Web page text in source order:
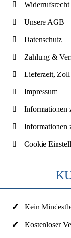
Widerrufsrecht
Unsere AGB
Datenschutz
Zahlung &
Lieferzeit, Zoll
Impressum
Informationen
Informationen
Cookie
Kein
Kostenloser